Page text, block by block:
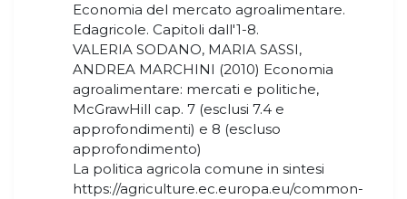
Economia del mercato agroalimentare.
Edagricole. Capitoli dall'1-8.
VALERIA SODANO, MARIA SASSI,
ANDREA MARCHINI (2010) Economia
agroalimentare: mercati e politiche,
McGrawHill cap. 7 (esclusi 7.4 e
approfondimenti) e 8 (escluso
approfondimento)
La politica agricola comune in sintesi
https://agriculture.ec.europa.eu/common-